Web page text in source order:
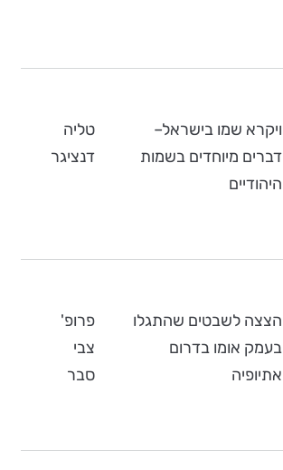
ויקרא שמו בישראל–
דברים מיוחדים בשמות
היהודיים
טליה
דנציגר
הצצה לשבטים שהתגלו
בעמק אומו בדרום
אתיופיה
פרופ'
צבי
סבר